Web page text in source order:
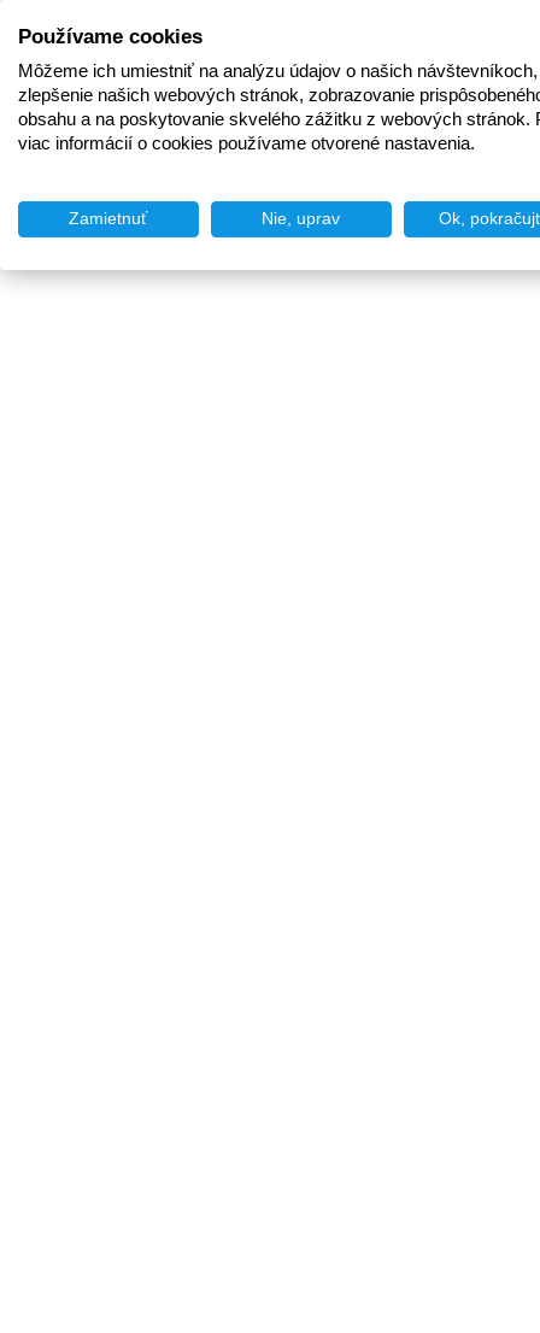
Používame cookies
Môžeme ich umiestniť na analýzu údajov o našich
zlepšenie našich webových stránok, zobrazovanie
obsahu a na poskytovanie skvelého zážitku z webových stránok.
viac informácií o cookies používame otvorené nastavenia.
Zamietnuť Nie, uprav Ok,